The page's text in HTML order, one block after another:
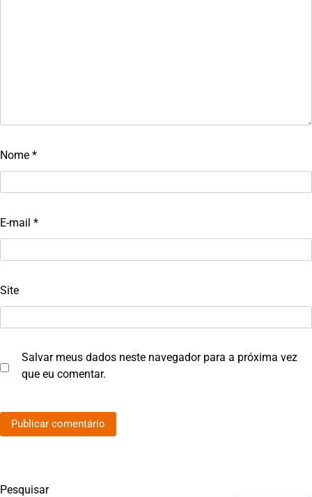
Nome *
E-mail *
Site
Salvar meus dados neste navegador para a próxima vez
que eu comentar.
Pesquisar